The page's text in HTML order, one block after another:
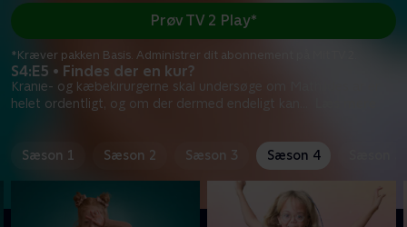
S4:E5 • Findes der en kur?
Kranie- og kæbekirurgerne skal undersøge om Mathildes ar er
helet ordentligt, og om der dermed endeligt kan
Prøv TV 2 Play*
*Kræver pakken Basis. Administrer dit abonnement på Mit TV 2.
Sæson 1 Sæson 2 Sæson 3 Sæson 4